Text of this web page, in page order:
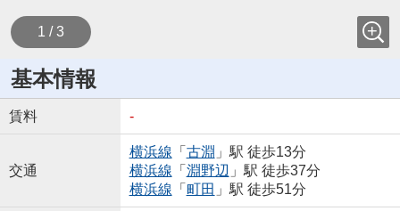
1 / 3
基本情報
賃料 -
交通
横浜線 「 古淵 」駅 徒歩13分
横浜線 「 淵野辺 」駅 徒歩37分
横浜線 「 町田 」駅 徒歩51分